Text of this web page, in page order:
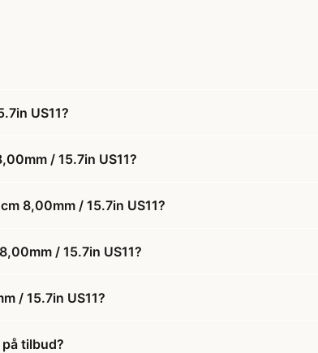
US11?
/ 15.7in US11?
8,00mm / 15.7in US11?
/ 15.7in US11?
/ 15.7in US11?
tilbud?